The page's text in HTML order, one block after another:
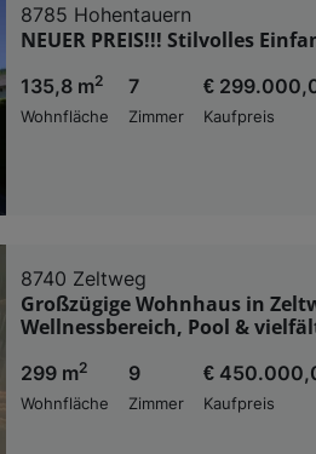
8785 Hohentauern
NEUER PREIS!!! Stilvolles
135,8 m2
Wohnfläche
7
Zimmer
€
Kaufpreis
8740 Zeltweg
Großzügige Wohnhaus in
Wellnessbereich, Pool &
299 m2
Wohnfläche
9
Zimmer
€
Kaufpreis